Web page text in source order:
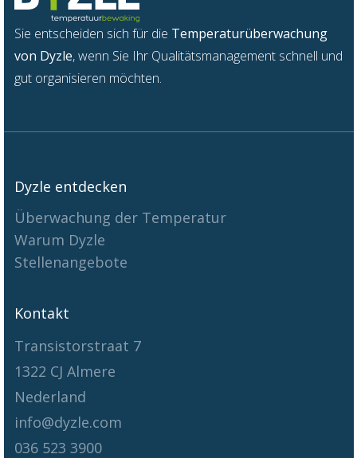
Sie entscheiden sich für die Temperaturüberwachung
von Dyzle,wenn Sie Ihr Qualitätsmanagement schnell und
gut organisieren möchten.
Dyzle entdecken
Überwachung der Temperatur
Warum Dyzle
Stellenangebote
Kontakt
Transistorstraat 7
1322 CJ Almere
Nederland
info@dyzle.com
036 523 3900